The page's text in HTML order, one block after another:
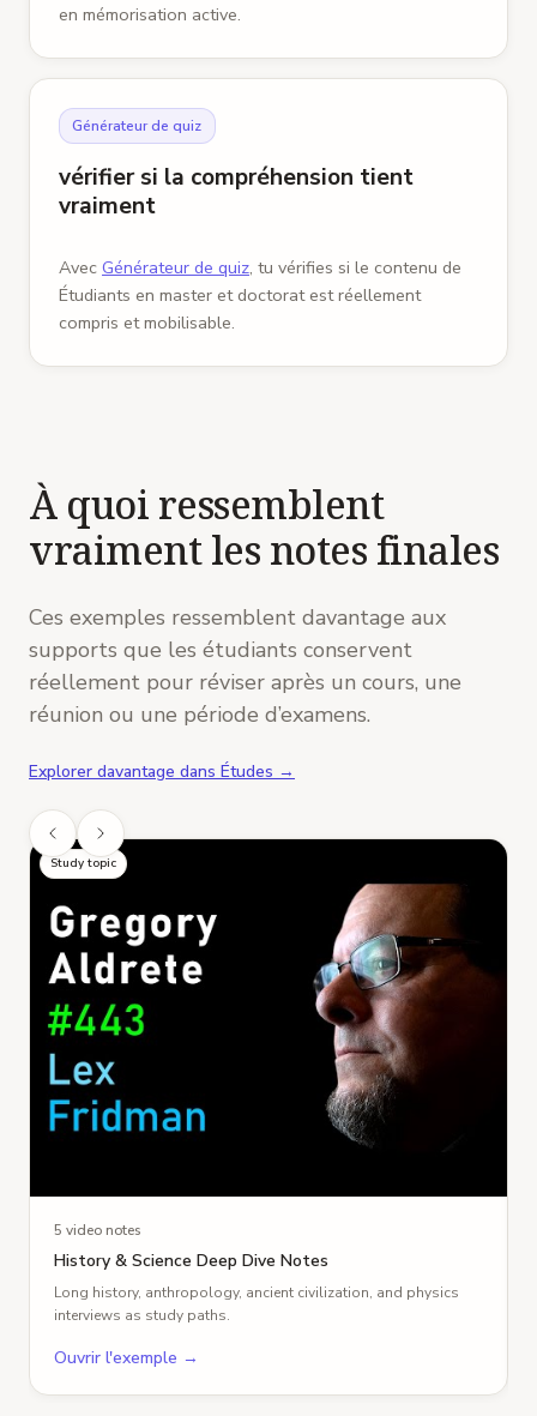
en mémorisation active.
Générateur de quiz
vérifier si la compréhension tient
vraiment
Avec Générateur de quiz, tu vérifies si le contenu de
Étudiants en master et doctorat est réellement
compris et mobilisable.
À quoi ressemblent
vraiment les notes finales
Ces exemples ressemblent davantage aux
supports que les étudiants conservent
réellement pour réviser après un cours, une
réunion ou une période d’examens.
Explorer davantage dans Études →
Study topic
5 video notes
History & Science Deep Dive Notes
Long history, anthropology, ancient civilization, and physics
interviews as study paths.
Ouvrir l'exemple →